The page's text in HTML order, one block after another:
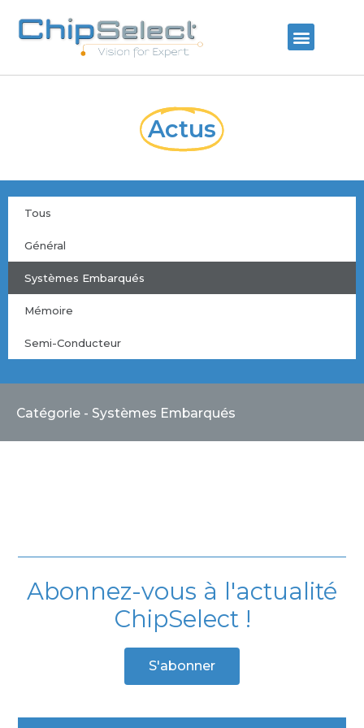
Actus
Tous
Général
Systèmes Embarqués
Mémoire
Semi-Conducteur
Catégorie - Systèmes Embarqués
Abonnez-vous à l'actualité
ChipSelect !
S'abonner